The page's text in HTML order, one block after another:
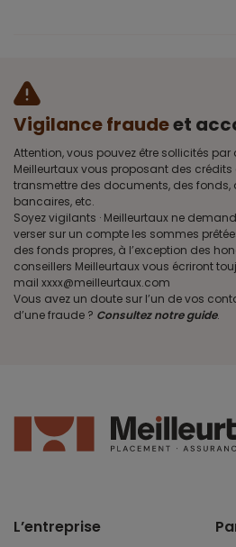
Vigilance fraudeet
Attention, vous pouvez être sollicités par
Meilleurtaux vous proposant des
transmettre des documents, des fonds,
bancaires, etc.
Soyez vigilants · Meilleurtaux ne
verser sur un compte les sommes
des fonds propres, à l’exception des
conseillers Meilleurtaux vous écriront
mail xxxx@meilleurtaux.com
Vous avez un doute sur l’un de vos
d’une fraude ? Consultez notre guide.
L’entreprise